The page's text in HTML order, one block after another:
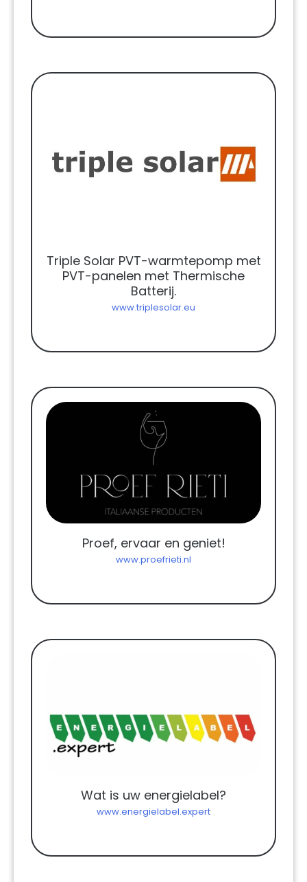
Triple Solar PVT-warmtepomp met
PVT-panelen met Thermische
Batterij.
www.triplesolar.eu
Proef, ervaar en geniet!
www.proefrieti.nl
Wat is uw energielabel?
www.energielabel.expert